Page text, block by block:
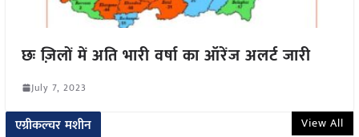
छः ज़िलों में अति भारी वर्षा का ऑरेंज अलर्ट जारी
July 7, 2023
एग्रीकल्चर मशीन View All